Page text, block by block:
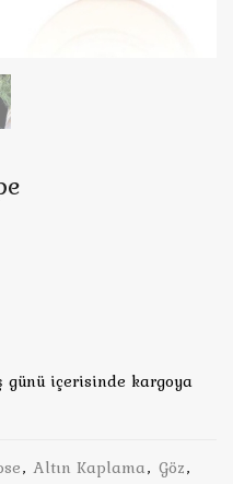
günü içerisinde kargoya
, Altın Kaplama, Göz,